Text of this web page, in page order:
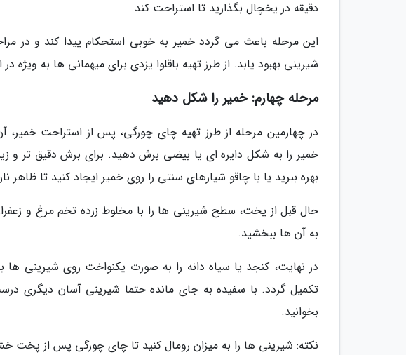
دقیقه در یخچال بگذارید تا استراحت کند.
این مرحله باعث می گردد خمیر به خوبی استحکام پیدا کند و در
شیرینی بهبود یابد. از طرز تهیه باقلوا یزدی برای میهمانی ها به ویژه
مرحله چهارم: خمیر را شکل دهید
در چهارمین مرحله از طرز تهیه چای چورگی، پس از استراحت
خمیر را به شکل دایره ای یا بیضی برش دهید. برای برش دقیق تر و
بهره ببرید یا با چاقو شیارهای سنتی را روی خمیر ایجاد کنید تا
حال قبل از پخت، سطح شیرینی ها را با مخلوط زرده تخم مرغ و
به آن ها ببخشید.
در نهایت، کنجد یا سیاه دانه را به صورت یکنواخت روی شیرینی
تکمیل گردد. با سفیده به جای مانده حتما شیرینی آسان دیگری
بخوانید.
نکته: شیرینی ها را به میزان رومال کنید تا چای چورگی پس از پخت